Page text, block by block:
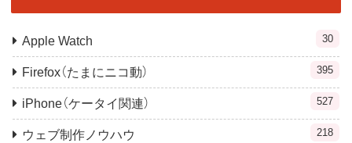
Apple Watch 30
Firefox（たまにニコ動） 395
iPhone（ケータイ関連） 527
ウェブ制作ノウハウ 218